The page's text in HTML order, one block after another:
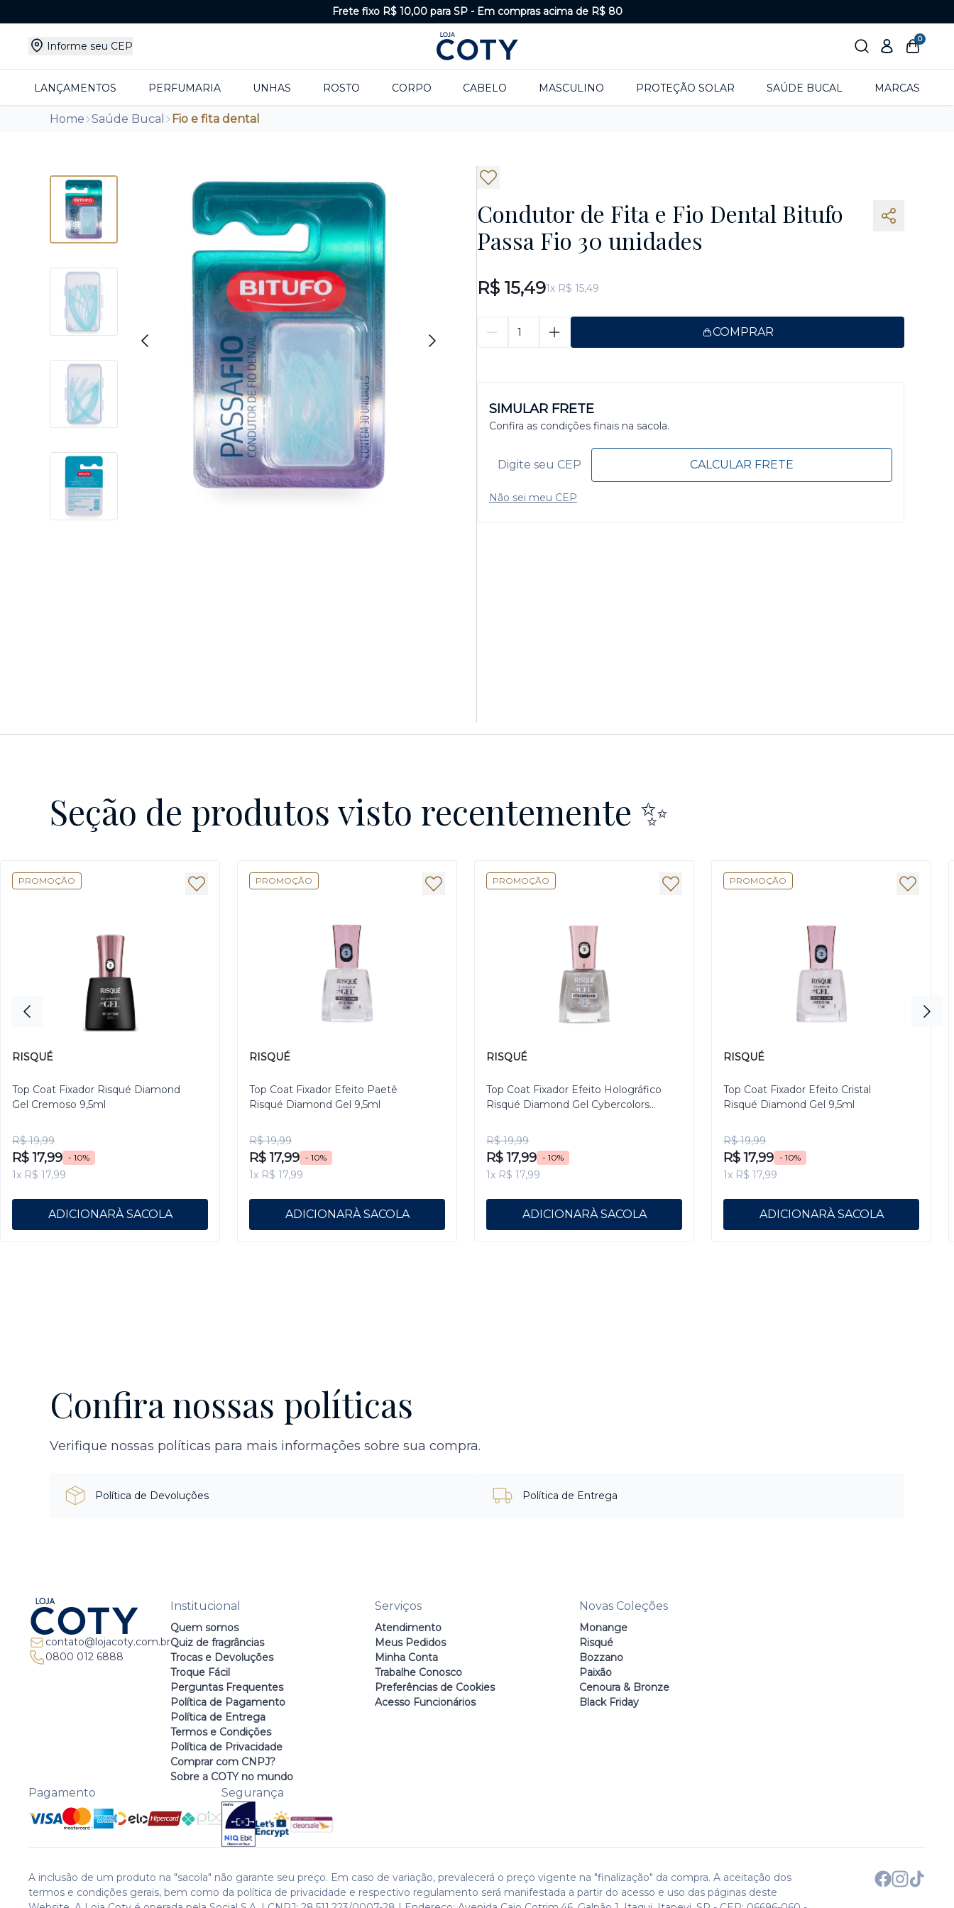
Frete fixo R$ 10,00 para SP - Em compras acima de R$ 80
Informe seu CEP
0
LANÇAMENTOS PERFUMARIA UNHAS ROSTO CORPO CABELO MASCULINO PROTEÇÃO SOLAR SAÚDE BUCAL MARCAS
Home Saúde Bucal Fio e fita dental
Condutor de Fita e Fio Dental Bitufo
Passa Fio 30 unidades
R$ 15,491x R$ 15,49
COMPRAR
SIMULAR FRETE
Confira as condições finais na sacola.
CALCULAR FRETE
Não sei meu CEP
Seção de produtos visto recentemente ✨
PROMOÇÃO
RISQUÉ
Top Coat Fixador Risqué Diamond
Gel Cremoso 9,5ml
R$ 19,99
R$ 17,99 - 10%
1x R$ 17,99
ADICIONAR
PROMOÇÃO
RISQUÉ
Top Coat Fixador Efeito Paetê
Risqué Diamond Gel 9,5ml
R$ 19,99
R$ 17,99 - 10%
1x R$ 17,99
ADICIONAR
PROMOÇÃO
RISQUÉ
Top Coat Fixador Efeito Holográfico
Risqué Diamond Gel Cybercolors
R$ 19,99
R$ 17,99 - 10%
1x R$ 17,99
ADICIONAR
PROMOÇÃO
RISQUÉ
Top Coat Fixador Efeito Cristal
Risqué Diamond Gel 9,5ml
R$ 19,99
R$ 17,99 - 10%
1x R$ 17,99
ADICIONAR
Confira nossas políticas
Verifique nossas políticas para mais informações sobre sua compra.
Política de Devoluções Política de Entrega
contato@lojacoty.com.br
0800 012 6888
Institucional
Quem somos
Quiz de fragrâncias
Trocas e Devoluções
Troque Fácil
Perguntas Frequentes
Política de Pagamento
Política de Entrega
Termos e Condições
Política de Privacidade
Comprar com CNPJ?
Sobre a COTY no mundo
Serviços
Atendimento
Meus Pedidos
Minha Conta
Trabalhe Conosco
Preferências de Cookies
Acesso Funcionários
Novas Coleções
Monange
Risqué
Bozzano
Paixão
Cenoura & Bronze
Black Friday
Pagamento Segurança
A inclusão de um produto na "sacola" não garante seu preço. Em caso de variação, prevalecerá o preço vigente na "finalização" da compra. A aceitação dos
termos e condições gerais, bem como da política de privacidade e respectivo regulamento será manifestada a partir do acesso e uso das páginas deste